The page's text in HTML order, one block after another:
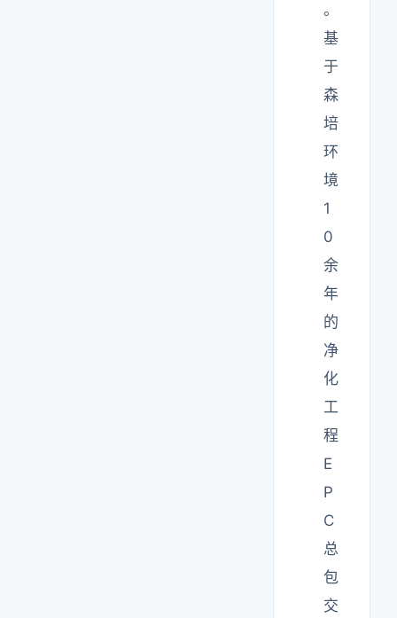
。
基
于
森
培
环
境
1
0
余
年
的
净
化
工
程
E
P
C
总
包
交